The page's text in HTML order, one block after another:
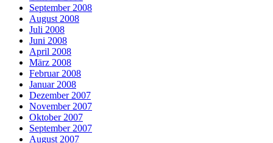
September 2008
August 2008
Juli 2008
Juni 2008
April 2008
März 2008
Februar 2008
Januar 2008
Dezember 2007
November 2007
Oktober 2007
September 2007
August 2007